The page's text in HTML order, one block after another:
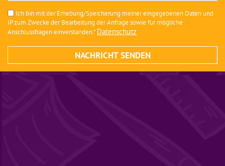
Ich bin mit der Erhebung/Speicherung meiner eingegebenen Daten und
IP zum Zwecke der Bearbeitung der Anfrage sowie für mögliche
Anschlussfragen einverstanden.* Datenschutz